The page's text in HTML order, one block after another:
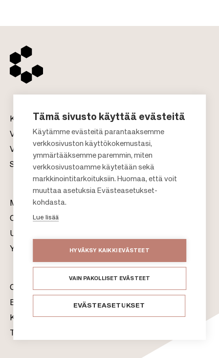
o
t
Kauppakeskukset
Vuokraus
Vastuullisuus
Sijoittajat
Meistä
Citylife
Uutishuone
Yhteystiedot
Citycon Oyj
Evästeet
Käyttöehdot
Tämä sivusto käyttää evästeitä
Käytämme evästeitä parantaaksemme
verkkosivuston käyttökokemustasi,
ymmärtääksemme paremmin, miten
verkkosivustoamme käytetään sekä
markkinointitarkoituksiin. Huomaa, että voit
muuttaa asetuksia Evästeasetukset-
kohdasta.
Lue lisää
HYVÄKSY KAIKKI EVÄSTEET
VAIN PAKOLLISET EVÄSTEET
EVÄSTEASETUKSET